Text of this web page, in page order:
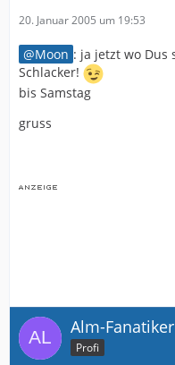
20. Januar 2005 um 19:53
Moon : ja jetzt wo Dus
Schlacker!
bis Samstag
gruss
Alm-Fanatiker
Profi